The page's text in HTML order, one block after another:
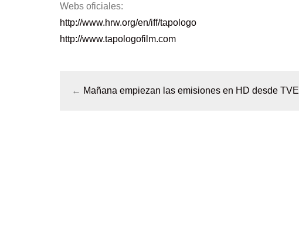
Webs oficiales:
http://www.hrw.org/en/iff/tapologo
http://www.tapologofilm.com
← Mañana empiezan las emisiones en HD desde TVE